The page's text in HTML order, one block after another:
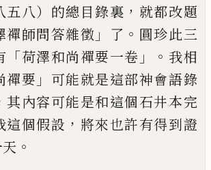
五八）的總目錄裏 ， 就都改題
禪師問答雜徵 」 了 。 圓珍此三
「荷澤和尚禪要一卷 」。 我相
禪要 」 可能就是這部神會語錄
其內容可能是和這個石井本完
這個假設 ， 將來也許有得到證
。